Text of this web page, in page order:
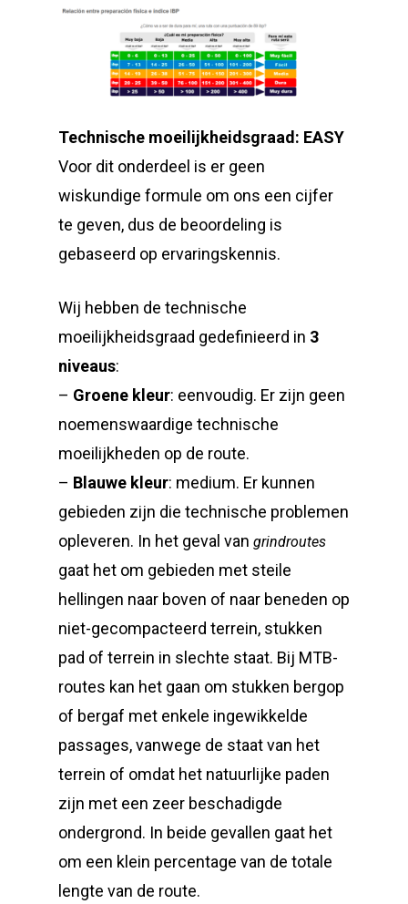
Technische moeilijkheidsgraad: EASY
Voor dit onderdeel is er geen
wiskundige formule om ons een cijfer
te geven, dus de beoordeling is
gebaseerd op ervaringskennis.
Wij hebben de technische
moeilijkheidsgraad gedefinieerd in 3
niveaus:
– Groene kleur: eenvoudig. Er zijn geen
noemenswaardige technische
moeilijkheden op de route.
– Blauwe kleur: medium. Er kunnen
gebieden zijn die technische problemen
opleveren. In het geval van grindroutes
gaat het om gebieden met steile
hellingen naar boven of naar beneden op
niet-gecompacteerd terrein, stukken
pad of terrein in slechte staat. Bij MTB-
routes kan het gaan om stukken bergop
of bergaf met enkele ingewikkelde
passages, vanwege de staat van het
terrein of omdat het natuurlijke paden
zijn met een zeer beschadigde
ondergrond. In beide gevallen gaat het
om een klein percentage van de totale
lengte van de route.